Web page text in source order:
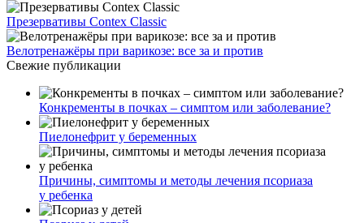
Презервативы Contex Classic
Велотренажёры при варикозе: все за и против
Свежие публикации
Конкременты в почках – симптом или заболевание?
Пиелонефрит у беременных
Причины, симптомы и методы лечения псориаза
у ребенка